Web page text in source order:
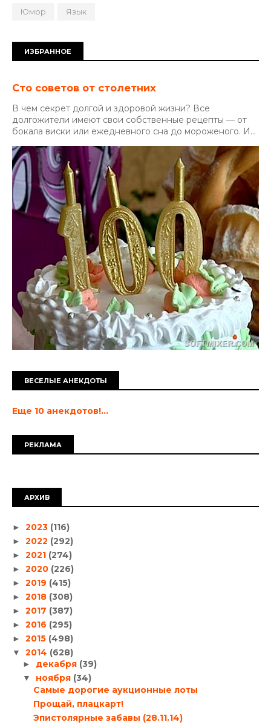
Юмор Язык
ИЗБРАННОЕ
Сто советов от столетних
В чем секрет долгой и здоровой жизни? Все
долгожители имеют свои собственные рецепты — от
бокала виски или ежедневного сна до мороженого. И...
ВЕСЕЛЫЕ АНЕКДОТЫ
Еще 10 анекдотов!...
РЕКЛАМА
АРХИВ
► 2023 (116)
► 2022 (292)
► 2021 (274)
► 2020 (226)
► 2019 (415)
► 2018 (308)
► 2017 (387)
► 2016 (295)
► 2015 (498)
▼ 2014 (628)
► декабря (39)
▼ ноября (34)
Самые дорогие аукционные лоты
Прощай, плацкарт!
Эпистолярные забавы (28.11.14)